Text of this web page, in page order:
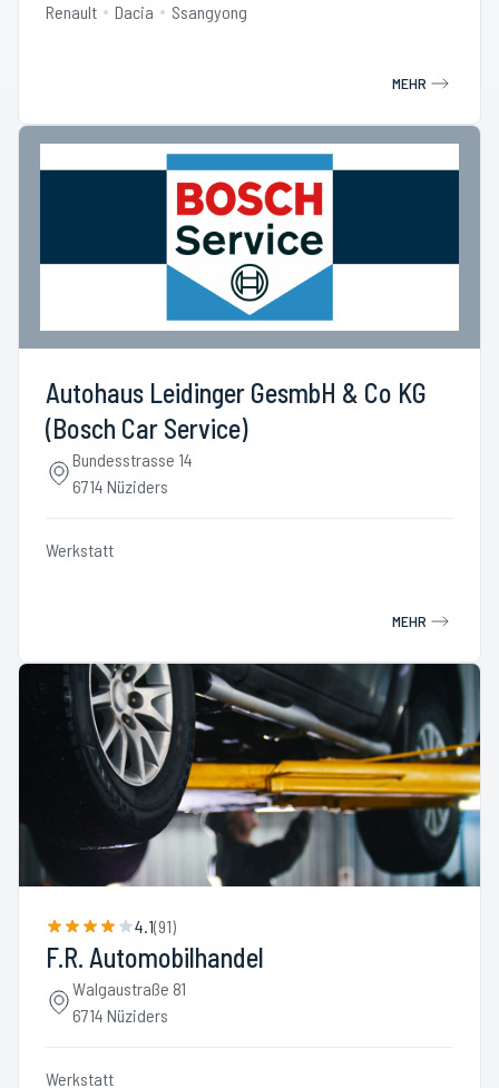
Renault Dacia Ssangyong
MEHR
Autohaus Leidinger GesmbH & Co KG
(Bosch Car Service)
Bundesstrasse 14
6714 Nüziders
Werkstatt
MEHR
4.1(91)
F.R. Automobilhandel
Walgaustraße 81
6714 Nüziders
Werkstatt